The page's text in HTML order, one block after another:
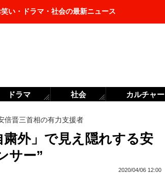
い・ドラマ・社会の最新ニュース
倍晋三首相の有力支援者
外」で見え隠れする安
サー”
2020/04/06 12:00
ドラマ 社会 カルチャー